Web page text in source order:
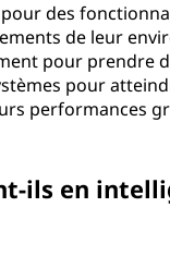
des
de leur
pour prendre
pour
performances
ils en